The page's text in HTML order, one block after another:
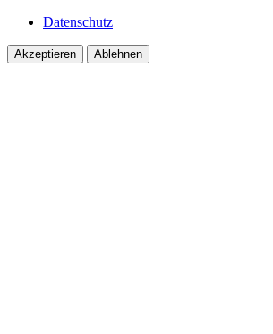
Datenschutz
Akzeptieren Ablehnen